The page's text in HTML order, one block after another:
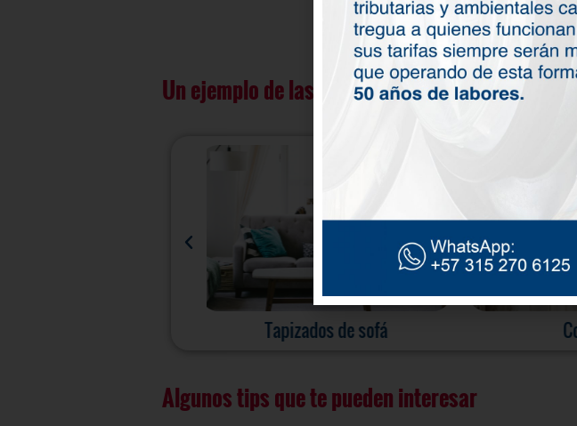
Un ejemplo de las prendas que te lavamos
Cortinas
Algunos tips que te pueden interesar